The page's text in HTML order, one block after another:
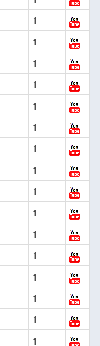
1
1
1
1
1
1
1
1
1
1
1
1
1
1
1
1